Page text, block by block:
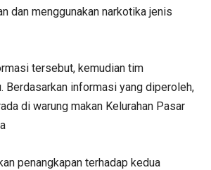
dan menggunakan narkotika jenis
tersebut, kemudian tim
Berdasarkan informasi yang diperoleh,
di warung makan Kelurahan Pasar
penangkapan terhadap kedua